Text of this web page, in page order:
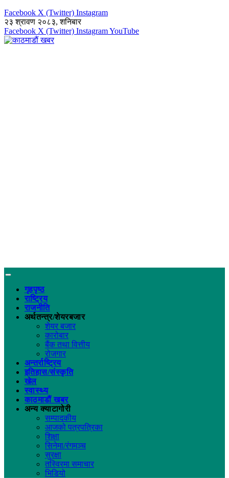
Facebook X (Twitter) Instagram
२३ श्रावण २०८३, शनिबार
Facebook X (Twitter) InstagramYouTube
गृहपृष्ठ
राष्ट्रिय
राजनीति
अर्थतन्त्र/शेयरबजार
शेयर बजार
कारोबार
बैंक तथा वित्तीय
रोजगार
अन्तर्राष्ट्रिय
इतिहास/संस्कृति
खेल
स्वास्थ्य
काठमाडौं खबर
अन्य क्याटागोरी
सम्पादकीय
आजको पत्रपत्रिका
शिक्षा
सिनेमा/रंगमञ्च
सुरक्षा
तस्विरमा समाचार
भिडियो